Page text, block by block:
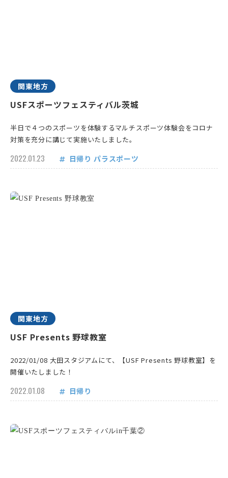
関東地方
USFスポーツフェスティバル茨城
半日で４つのスポーツを体験するマルチスポーツ体験会をコロナ
対策を充分に講じて実施いたしました。
2022.01.23 日帰り パラスポーツ
関東地方
USF Presents 野球教室
2022/01/08 大田スタジアムにて、【USF Presents 野球教室】を
開催いたしました！
2022.01.08 日帰り